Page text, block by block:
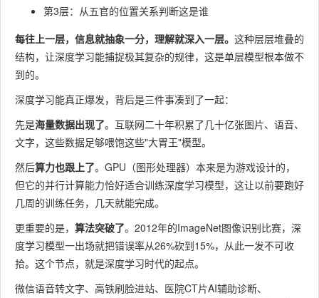
第3层：从五官的位置关系判断这是谁
每往上一层，信息就抽象一分，理解就深入一层。 这种层层堆叠的
结构，让深度学习能捕捉极其复杂的规律，这是单层模型根本做不
到的。
深度学习能真正爆发，背后是三件事凑到了一起：
先是海量数据出现了。互联网二十年积累了几十亿张图片、语音、
文字，这些数据足够喂饱这些"大胃王"模型。
然后算力也跟上了。GPU（图形处理器）本来是为游戏设计的，
但它的并行计算能力恰好适合训练深度学习模型，这让以前要跑好
几周的训练任务，几天就能完成。
更重要的是， 算法突破了。2012年的ImageNet图像识别比赛，深
度学习模型一出场就把错误率从26%砍到15%，从此一发不可收
拾。这个节点，就是深度学习时代的起点。
微信语音转文字、高铁刷脸进站、医院CT片AI辅助诊断、